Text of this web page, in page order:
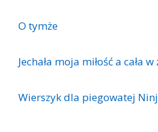
O tymże
Jechała moja miłość a cała
Wierszyk dla piegowatej